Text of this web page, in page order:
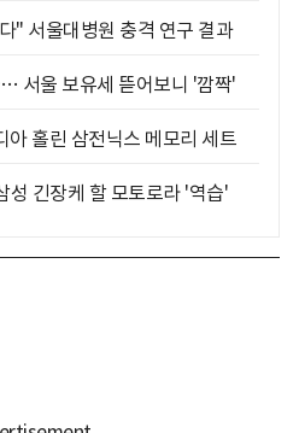
" 서울대병원 충격 연구 결과
서울 보유세 뜯어보니 '깜짝'
홀린 삼전닉스 메모리 세트
성 긴장케 할 모토로라 '역습'